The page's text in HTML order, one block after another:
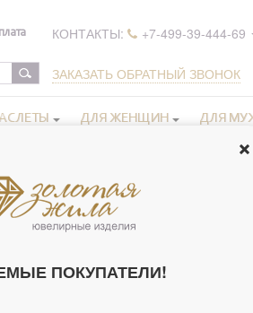
КОНТАКТЫ: +7-499-39-444-69
ЗАКАЗАТЬ ОБРАТНЫЙ ЗВОНОК
ДЛЯ ЖЕНЩИН ДЛЯ
с
СЕРЬГИ ИЗ
(АРТ. 126171)
ПОКУПАТЕЛИ!